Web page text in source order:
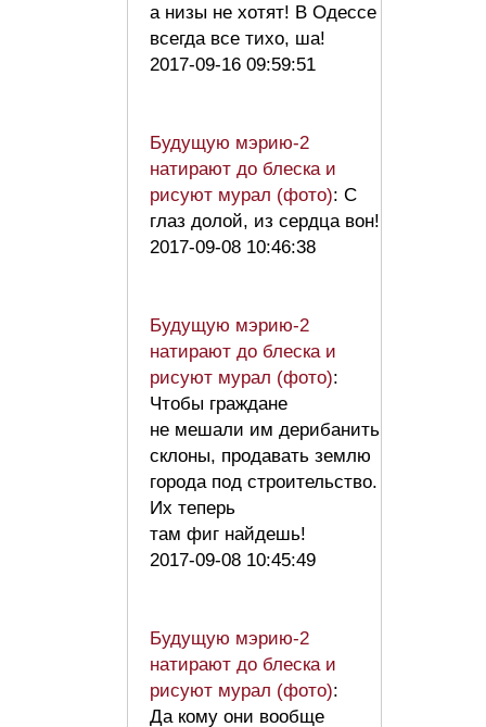
а низы не хотят! В Одессе
всегда все тихо, ша!
2017-09-16 09:59:51
Будущую мэрию-2
натирают до блеска и
рисуют мурал (фото): С
глаз долой, из сердца вон!
2017-09-08 10:46:38
Будущую мэрию-2
натирают до блеска и
рисуют мурал (фото):
Чтобы граждане
не мешали им дерибанить
склоны, продавать землю
города под строительство.
Их теперь
там фиг найдешь!
2017-09-08 10:45:49
Будущую мэрию-2
натирают до блеска и
рисуют мурал (фото):
Да кому они вообще